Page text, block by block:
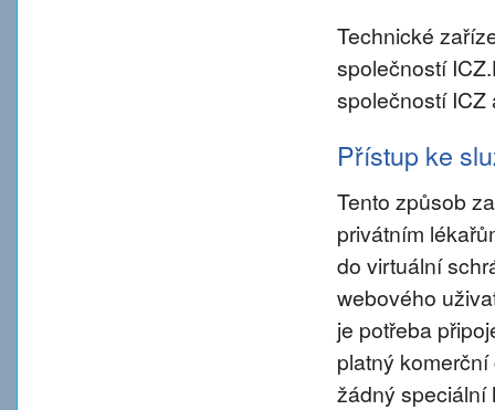
Technické
společností
společností ICZ
Přístup ke
Tento způsob
privátním
do virtuální
webového
je potřeba
platný
žádný speciální